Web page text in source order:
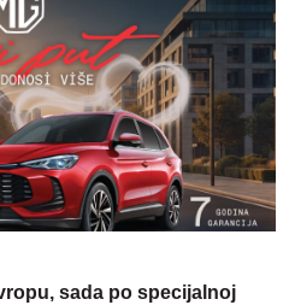
sada po specijalnoj